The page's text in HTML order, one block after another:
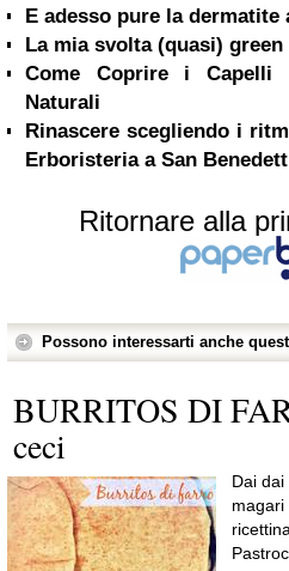
E adesso pure la dermatite
La mia svolta (quasi) green
Come Coprire i Capelli
Naturali
Rinascere scegliendo i
Erboristeria a San
Ritornare alla
Possono interessarti anche
BURRITOS DI
ceci
Dai
magari